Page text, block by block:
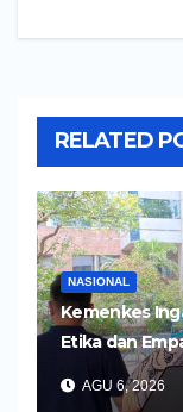
RELATED
NASIONAL
Kemenkes
Etika dan
AGU 6, 2026